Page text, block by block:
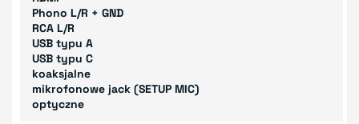
Phono L/R + GND
RCA L/R
USB typu A
USB typu C
koaksjalne
mikrofonowe jack (SETUP MIC)
optyczne